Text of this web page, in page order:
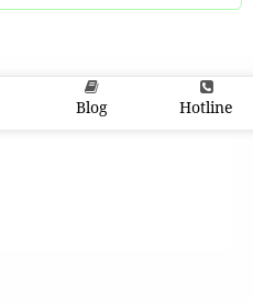
Blog Hotline